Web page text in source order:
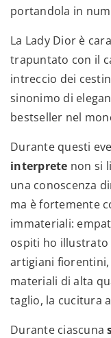
portandola in
La Lady Dior è
trapuntato con il
intreccio dei
sinonimo di
bestseller nel
Durante questi
interprete non si
una conoscenza
ma è fortemente
immateriali:
ospiti ho illustrato
artigiani fiorentini,
materiali di alta
taglio, la cucitura
Durante ciascuna